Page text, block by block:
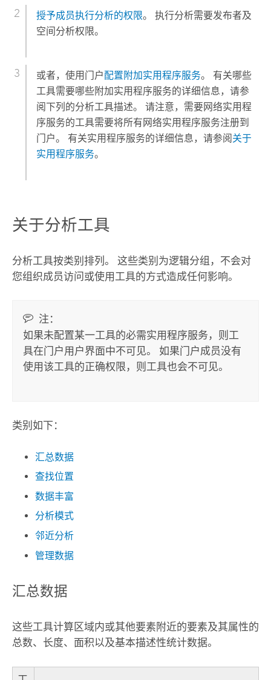
授予成员执行分析的权限。 执行分析需要发布者及
空间分析权限。
或者，使用门户配置附加实用程序服务。 有关哪些
工具需要哪些附加实用程序服务的详细信息，请参
阅下列的分析工具描述。 请注意，需要网络实用程
序服务的工具需要将所有网络实用程序服务注册到
门户。 有关实用程序服务的详细信息，请参阅关于
实用程序服务。
关于分析工具
分析工具按类别排列。 这些类别为逻辑分组，不会对
您组织成员访问或使用工具的方式造成任何影响。
注：
如果未配置某一工具的必需实用程序服务，则工
具在门户用户界面中不可见。 如果门户成员没有
使用该工具的正确权限，则工具也会不可见。
类别如下：
汇总数据
查找位置
数据丰富
分析模式
邻近分析
管理数据
汇总数据
这些工具计算区域内或其他要素附近的要素及其属性的
总数、长度、面积以及基本描述性统计数据。